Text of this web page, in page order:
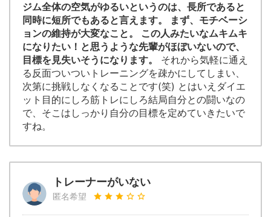
ジム全体の空気がゆるいというのは、長所であると
同時に短所でもあると言えます。 まず、モチベーシ
ョンの維持が大変なこと。 この人みたいなムキムキ
になりたい！と思うような先輩がほぼいないので、
目標を見失いそうになります。
それから気軽に通え
る反面ついついトレーニングを疎かにしてしまい、
次第に挑戦しなくなることです(笑) とはいえダイエ
ット目的にしろ筋トレにしろ結局自分との闘いなの
で、そこはしっかり自分の目標を定めていきたいで
すね。
トレーナーがいない
匿名希望